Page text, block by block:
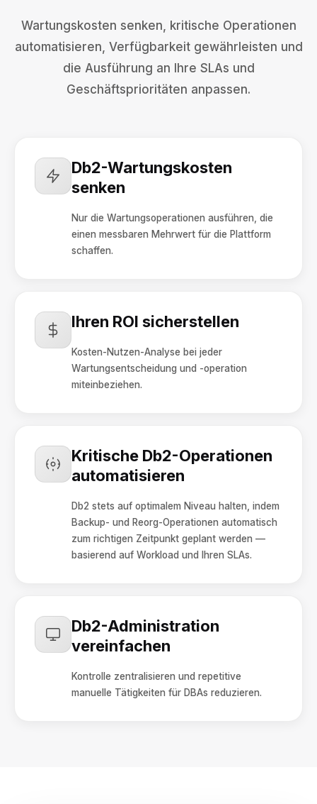
Wartungskosten senken, kritische Operationen
automatisieren, Verfügbarkeit gewährleisten und
die Ausführung an Ihre SLAs und
Geschäftsprioritäten anpassen.
Db2-Wartungskosten
senken
Nur die Wartungsoperationen ausführen, die
einen messbaren Mehrwert für die Plattform
schaffen.
Ihren ROI sicherstellen
Kosten-Nutzen-Analyse bei jeder
Wartungsentscheidung und -operation
miteinbeziehen.
Kritische Db2-Operationen
automatisieren
Db2 stets auf optimalem Niveau halten, indem
Backup- und Reorg-Operationen automatisch
zum richtigen Zeitpunkt geplant werden —
basierend auf Workload und Ihren SLAs.
Db2-Administration
vereinfachen
Kontrolle zentralisieren und repetitive
manuelle Tätigkeiten für DBAs reduzieren.